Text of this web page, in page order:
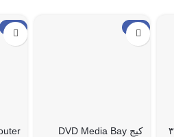
حراج
کیج DVD Media Bay
حراج